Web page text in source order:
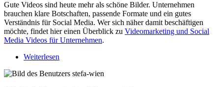
Gute Videos sind heute mehr als schöne Bilder. Unternehmen
brauchen klare Botschaften, passende Formate und ein gutes
Verständnis für Social Media. Wer sich näher damit beschäftigen
möchte, findet hier einen Überblick zu Videomarketing und Social
Media Videos für Unternehmen.
Weiterlesen